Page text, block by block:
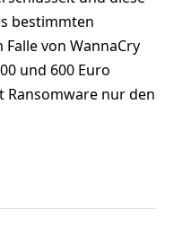
bestimmten
von WannaCry
und 600 Euro
nur den